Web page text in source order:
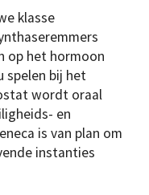
klasse
op het hormoon
spelen bij het
wordt oraal
en
is van plan om
instanties